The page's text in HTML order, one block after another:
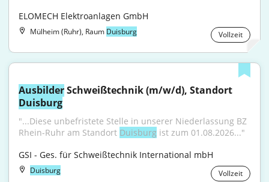
ELOMECH Elektroanlagen GmbH
Mülheim (Ruhr), Raum Duisburg Vollzeit
Ausbilder
Duisburg
"...Diese unbefristete Stelle in unserer Niederlassung BZ
Rhein-Ruhr am Standort Duisburg ist zum 01.08.2026..."
GSI - Ges. für Schweißtechnik International mbH
Duisburg Vollzeit